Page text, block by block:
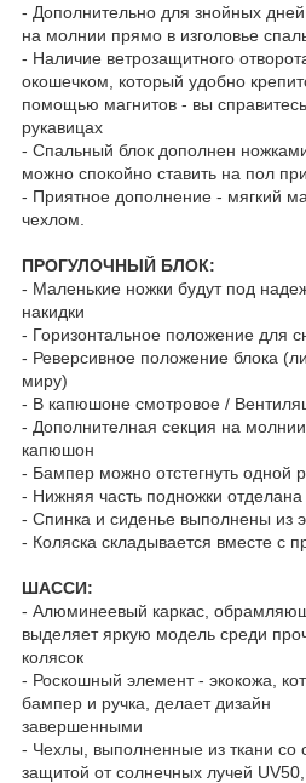
- Дополнительно для знойных
на молнии прямо в изголовье
- Наличие ветрозащитного
окошечком, который удобно
помощью магнитов - вы
рукавицах
- Спальный блок дополнен
можно спокойно ставить на пол
- Приятное дополнение - мягкий
чехлом.
ПРОГУЛОЧНЫЙ БЛОК:
- Маленькие ножки будут под
накидки
- Горизонтальное положение для
- Реверсивное положение блока
миру)
- В капюшоне смотровое /
- Дополнителная секция на
капюшон
- Бампер можно отстегнуть одной
- Нижняя часть подножки
- Спинка и сиденье выполнены из
- Коляска складывается вместе с
ШАССИ:
- Алюминеевый каркас,
выделяет яркую модель среди
колясок
- Роскошный элемент - экокожа,
бампер и ручка, делает дизайн
завершенными
- Чехлы, выполненные из ткани со
защитой от солнечных лучей UV50,